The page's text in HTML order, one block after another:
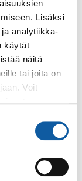
Lisäksi
analytiikka-
käytät
näitä
tai joita on
Voit
ja